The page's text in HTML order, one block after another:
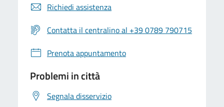
Richiedi assistenza
Contatta il centralino al +39 0789 790715
Prenota appuntamento
Problemi in città
Segnala disservizio